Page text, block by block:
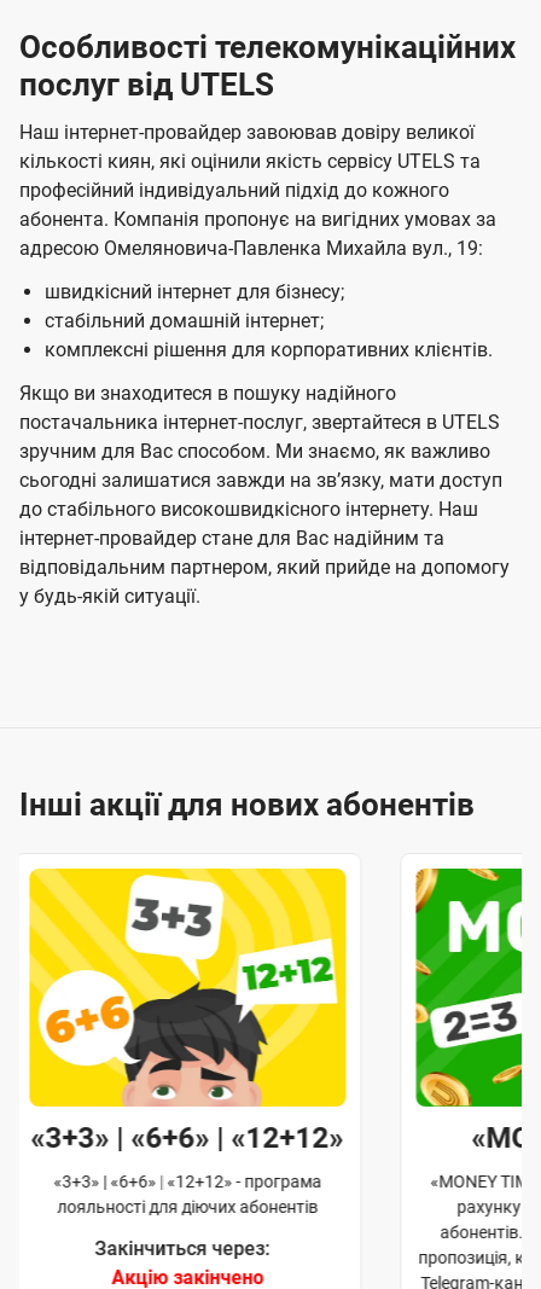
Особливості телекомунікаційних
послуг від UTELS
Наш інтернет-провайдер завоював довіру великої
кількості киян, які оцінили якість сервісу UTELS та
професійний індивідуальний підхід до кожного
абонента. Компанія пропонує на вигідних умовах за
адресою Омеляновича-Павленка Михайла вул., 19:
швидкісний інтернет для бізнесу;
стабільний домашній інтернет;
комплексні рішення для корпоративних клієнтів.
Якщо ви знаходитеся в пошуку надійного
постачальника інтернет-послуг, звертайтеся в UTELS
зручним для Вас способом. Ми знаємо, як важливо
сьогодні залишатися завжди на звʼязку, мати доступ
до стабільного високошвидкісного інтернету. Наш
інтернет-провайдер стане для Вас надійним та
відповідальним партнером, який прийде на допомогу
у будь-якій ситуації.
Інші акції для нових абонентів
«3+3» | «6+6» | «12+12»
«3+3» | «6+6» | «12+12» - програма
лояльності для діючих абонентів
Закінчиться через:
Акцію закінчено
«MONEY
рахунку
абонентів.
пропозиція,
Telegram-